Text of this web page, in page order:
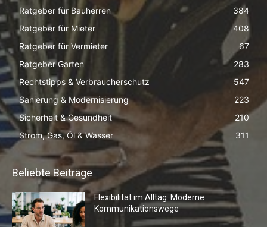
Ratgeber für Bauherren
384
Ratgeber für Mieter
408
Ratgeber für Vermieter
67
Ratgeber Garten
283
Rechtstipps & Verbraucherschutz
547
Sanierung & Modernisierung
223
Sicherheit & Gesundheit
210
Strom, Gas, Öl & Wasser
311
Beliebte Beiträge
Flexibilität im Alltag: Moderne
Kommunikationswege